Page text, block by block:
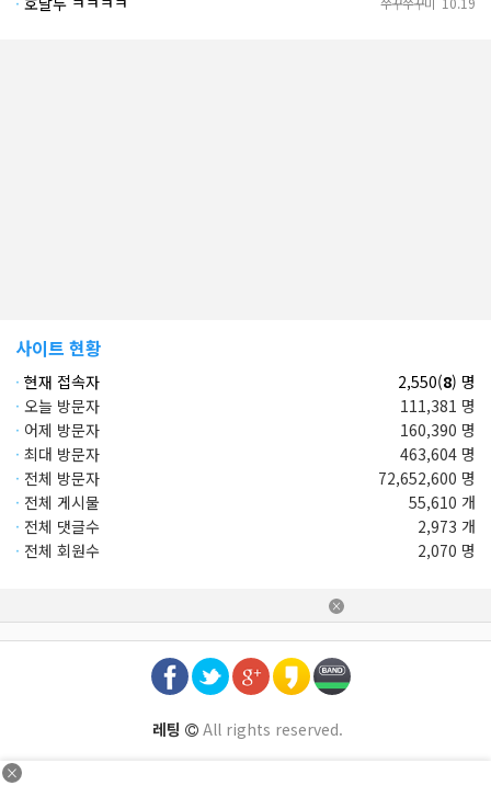
×
×
사이트 현황
· 현재 접속자 2,550(8) 명
· 오늘 방문자
111,381 명
· 어제 방문자
160,390 명
· 최대 방문자
463,604 명
· 전체 방문자
72,652,600 명
· 전체 게시물
55,610 개
· 전체 댓글수
2,973 개
· 전체 회원수 2,070 명
레팅 All rights reserved.